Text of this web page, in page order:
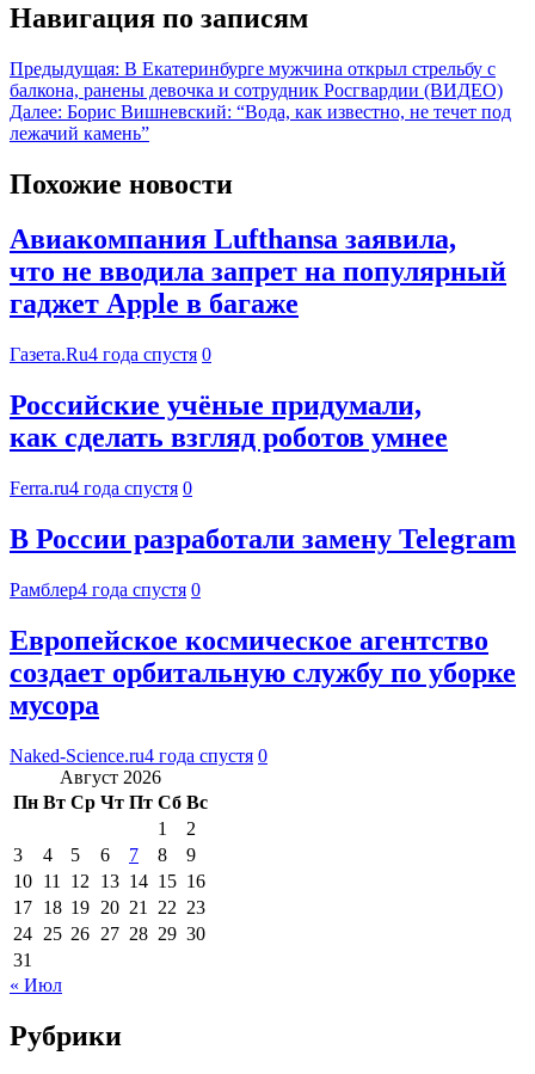
Навигация по записям
Предыдущая: В Екатеринбурге мужчина открыл стрельбу с
балкона, ранены девочка и сотрудник Росгвардии (ВИДЕО)
Далее: Борис Вишневский: “Вода, как известно, не течет под
лежачий камень”
Похожие новости
Авиакомпания Lufthansa заявила,
что не вводила запрет на популярный
гаджет Apple в багаже
Газета.Ru4 года спустя 0
Российские учёные придумали,
как сделать взгляд роботов умнее
Ferra.ru4 года спустя 0
В России разработали замену Telegram
Рамблер4 года спустя 0
Европейское космическое агентство
создает орбитальную службу по уборке
мусора
Naked-Science.ru4 года спустя 0
Август 2026
Пн Вт Ср Чт Пт Сб Вс
1
2
3
4 5 6 7 8
9
10 11 12 13 14 15 16
17 18 19 20 21 22 23
24 25 26 27 28 29 30
31
« Июл
Рубрики